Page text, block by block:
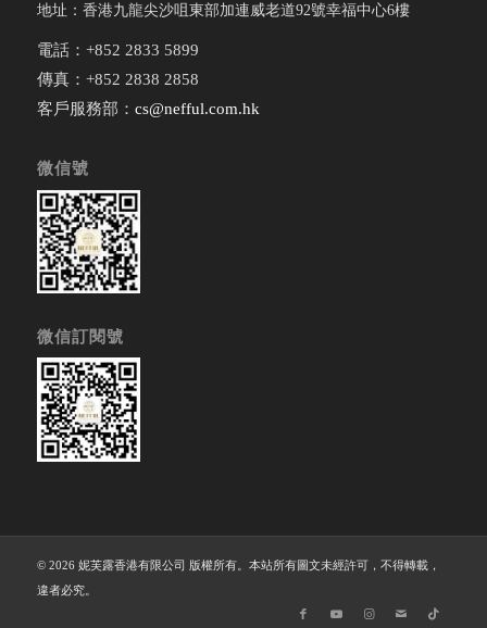
地址：香港九龍尖沙咀東部加連威老道92號幸福中心6樓
電話：+852 2833 5899
傳真：+852 2838 2858
客戶服務部： cs@nefful.com.hk
微信號
微信訂閱號
© 2026 妮芙露香港有限公司 版權所有。本站所有圖文未經許可，不得轉載，
違者必究。